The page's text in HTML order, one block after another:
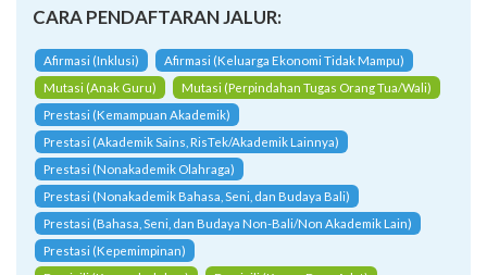
CARA PENDAFTARAN JALUR:
Afirmasi (Inklusi)
Afirmasi (Keluarga Ekonomi Tidak Mampu)
Mutasi (Anak Guru)
Mutasi (Perpindahan Tugas Orang Tua/Wali)
Prestasi (Kemampuan Akademik)
Prestasi (Akademik Sains, RisTek/Akademik Lainnya)
Prestasi (Nonakademik Olahraga)
Prestasi (Nonakademik Bahasa, Seni, dan Budaya Bali)
Prestasi (Bahasa, Seni, dan Budaya Non-Bali/Non Akademik Lain)
Prestasi (Kepemimpinan)